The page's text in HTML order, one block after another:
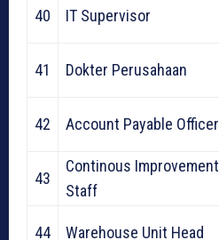
40 IT Supervisor
41 Dokter Perusahaan
42 Account Payable Officer
43
Continous Improvement
Staff
44 Warehouse Unit Head